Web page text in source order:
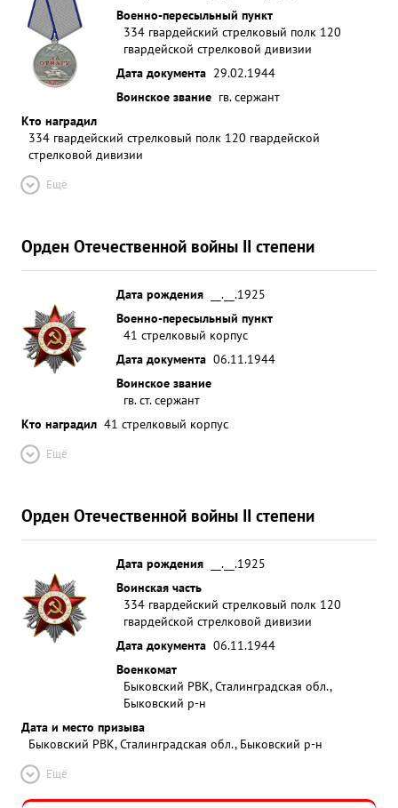
Военно-пересыльный пункт
334 гвардейский стрелковый полк 120
гвардейской стрелковой дивизии
Дата документа 29.02.1944
Воинское звание гв. сержант
Кто наградил
334 гвардейский стрелковый полк 120 гвардейской
стрелковой дивизии
Ещё
Орден Отечественной войны II степени
Дата рождения
__.__.1925
Военно-пересыльный пункт
41 стрелковый корпус
Дата документа 06.11.1944
Воинское звание
гв. ст. сержант
Кто наградил 41 стрелковый корпус
Ещё
Орден Отечественной войны II степени
Дата рождения
__.__.1925
Воинская часть
334 гвардейский стрелковый полк 120
гвардейской стрелковой дивизии
Дата документа 06.11.1944
Военкомат
Быковский РВК, Сталинградская обл.,
Быковский р-н
Дата и место призыва
Быковский РВК, Сталинградская обл., Быковский р-н
Ещё